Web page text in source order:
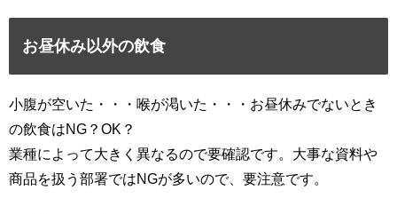
お昼休み以外の飲食
小腹が空いた・・・喉が渇いた・・・お昼休みでないとき
の飲食はNG？OK？
業種によって大きく異なるので要確認です。大事な資料や
商品を扱う部署ではNGが多いので、要注意です。